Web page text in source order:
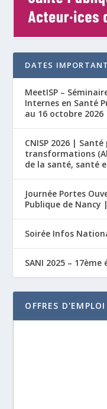
DATES
MeetISP –
Internes en Santé
au 16 octobre 2026
CNISP 2026 |
transformations
de la santé, santé
Journée Portes
Publique de Nancy
Soirée Infos
SANI 2025 –
OFFRES D'EMPLOI